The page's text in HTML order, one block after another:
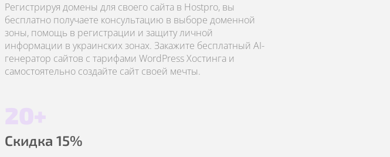
Регистрируя домены для своего сайта в Hostpro, вы
бесплатно получаете консультацию в выборе доменной
зоны, помощь в регистрации и защиту личной
информации в украинских зонах. Закажите бесплатный AI-
генератор сайтов с тарифами WordPress Хостинга и
самостоятельно создайте сайт своей мечты.
20+
Скидка 15%